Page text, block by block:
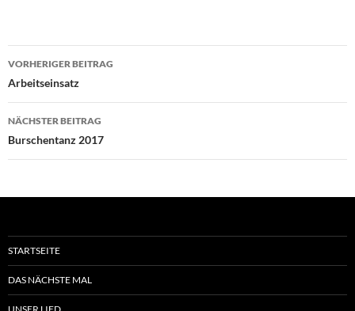
Beitragsnavigation
VORHERIGER BEITRAG
Arbeitseinsatz
NÄCHSTER BEITRAG
Burschentanz 2017
STARTSEITE
DAS NÄCHSTE MAL